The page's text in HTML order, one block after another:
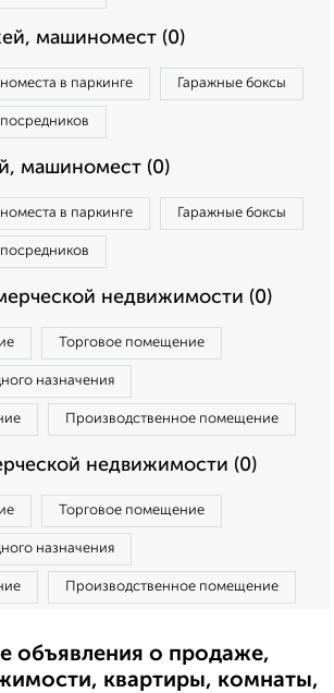
машиномест (0)
в паркинге Гаражные боксы
посредников
машиномест (0)
в паркинге Гаражные боксы
посредников
недвижимости (0)
Торговое помещение
назначения
Производственное помещение
недвижимости (0)
Торговое помещение
назначения
Производственное помещение
объявления о продаже,
квартиры, комнаты,